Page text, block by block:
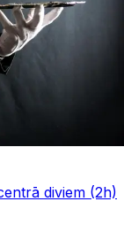
diviem (2h)